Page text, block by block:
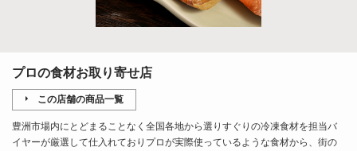
プロの食材お取り寄せ店
この店舗の商品一覧
豊洲市場内にとどまることなく全国各地から選りすぐりの冷凍食材を担当バ
イヤーが厳選して仕入れておりプロが実際使っているような食材から、街の